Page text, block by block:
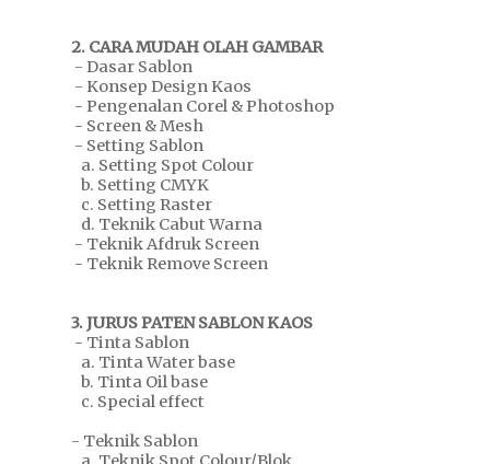
2. CARA MUDAH OLAH GAMBAR
- Dasar Sablon
- Konsep Design Kaos
- Pengenalan Corel & Photoshop
- Screen & Mesh
- Setting Sablon
a. Setting Spot Colour
b. Setting CMYK
c. Setting Raster
d. Teknik Cabut Warna
- Teknik Afdruk Screen
- Teknik Remove Screen
3. JURUS PATEN SABLON KAOS
- Tinta Sablon
a. Tinta Water base
b. Tinta Oil base
c. Special effect
- Teknik Sablon